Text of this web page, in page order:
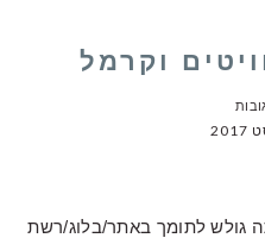
וקרמל
גולש לתומך באתר/בלוג/רשת